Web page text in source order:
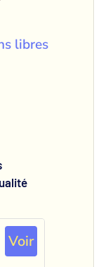
libres
Voir